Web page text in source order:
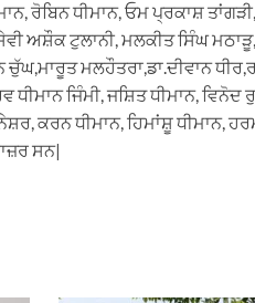
ਰੋਬਿਨ ਧੀਮਾਨ, ਓਮ ਪ੍ਰਕਾਸ਼
ਅਸ਼ੌਕ ਟੁਲਾਨੀ, ਮਲਕੀਤ ਸਿੰਘ
ਚੁੱਘ,ਮਾਰੂਤ ਮਲਹੌਤਰਾ,ਡਾ.ਦੀਵਾਨ
ਧੀਮਾਨ ਜਿੰਮੀ, ਜਸ਼ਿਤ ਧੀਮਾਨ,
ਕਰਨ ਧੀਮਾਨ, ਹਿਮਾਂਸ਼ੂ ਧੀਮਾਨ,
ਸਨ|